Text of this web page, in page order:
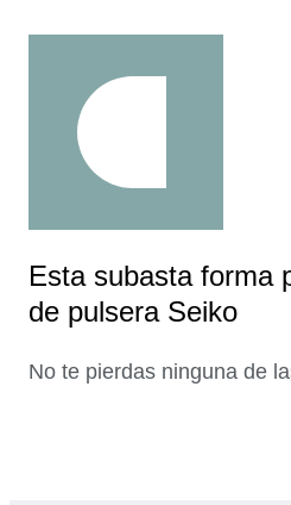
Esta subasta forma
de pulsera Seiko
No te pierdas ninguna de